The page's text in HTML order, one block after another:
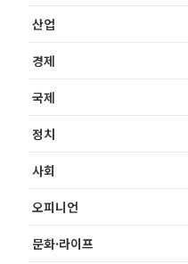
산업
경제
국제
정치
사회
오피니언
문화·라이프